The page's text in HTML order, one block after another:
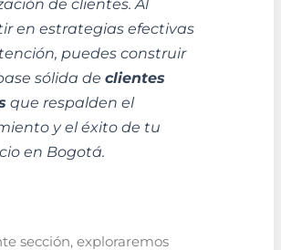
en estrategias efectivas
puedes construir
sólida de clientes
que respalden el
y el éxito de tu
en Bogotá.
sección, exploraremos